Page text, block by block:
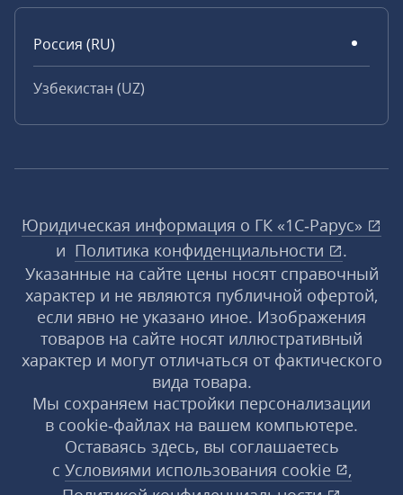
Россия (RU)
Узбекистан (UZ)
Юридическая информация о ГК «1С‑Рарус»
и Политика конфиденциальности
.
Указанные на сайте цены носят справочный
характер и не являются публичной офертой,
если явно не указано иное. Изображения
товаров на сайте носят иллюстративный
характер и могут отличаться от фактического
вида товара.
Мы сохраняем настройки персонализации
в cookie‑файлах на вашем компьютере.
Оставаясь здесь, вы соглашаетесь
с Условиями использования cookie
,